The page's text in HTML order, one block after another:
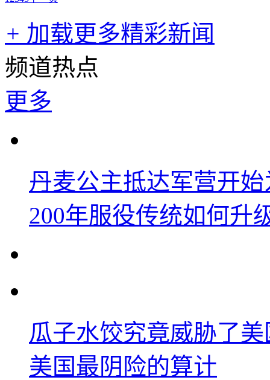
+ 加载更多精彩新闻
频道热点
更多
丹麦公主抵达军营开
200年服役传统如何升
瓜子水饺究竟威胁了
美国最阴险的算计